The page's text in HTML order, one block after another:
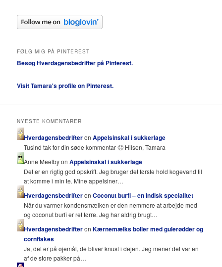
FØLG MIG PÅ PINTEREST
Besøg Hverdagensbedrifter på Pinterest.
Visit Tamara's profile on Pinterest.
NYESTE KOMENTARER
HverdagensbedrifteronAppelsinskal i sukkerlage
Tusind tak for din søde kommentar 🙂 Hilsen, Tamara
Anne Meelby onAppelsinskal i sukkerlage
Det er en rigtig god opskrift. Jeg bruger det første hold kogevand til
at komme i min te. Mine appelsiner…
HverdagensbedrifteronCoconut burfi – en indisk specialitet
Når du varmer kondensmælken er den nemmere at arbejde med
og coconut burfi er ret tørre. Jeg har aldrig brugt…
HverdagensbedrifteronKærnemælks boller med gulerødder og
cornflakes
Ja, det er på øjemål, de bliver knust i dejen. Jeg mener det var en
af de store pakker på…